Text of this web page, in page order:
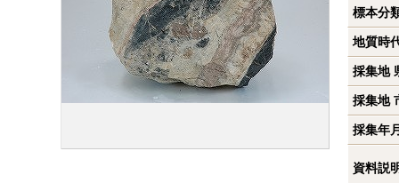
標本分
地質時
採集地
採集地
採集年
資料説